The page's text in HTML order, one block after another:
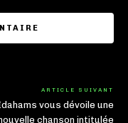
ARTICLE SUIVANT
vous dévoile une
chanson intitulée